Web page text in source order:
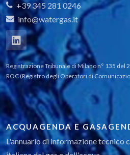
+39 345 281 0246
info@watergas.it
Registrazione Tribunale di Milano n° 135 del
ROC (Registro degli Operatori di
ACQUAGENDA E
L'annuario di informazione tecnico